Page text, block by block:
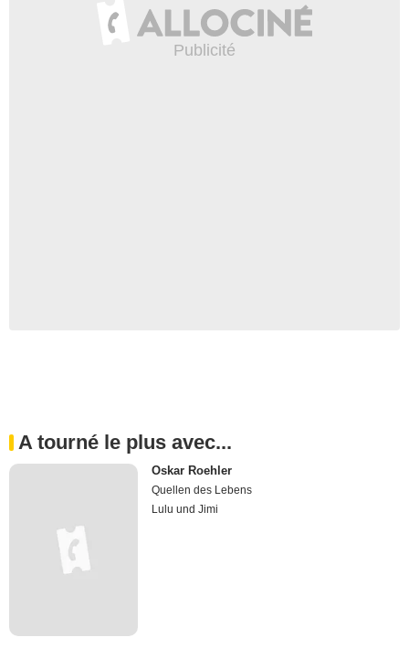
A tourné le plus avec...
Oskar Roehler
Quellen des Lebens
Lulu und Jimi